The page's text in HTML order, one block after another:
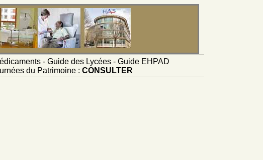
- Guide des Lycées - Guide EHPAD
du Patrimoine : CONSULTER